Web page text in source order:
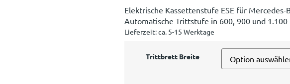
Elektrische Kassettenstufe ESE für
Automatische Trittstufe in 600, 900 und 1.100
Lieferzeit:ca. 5-15 Werktage
Trittbrett Breite